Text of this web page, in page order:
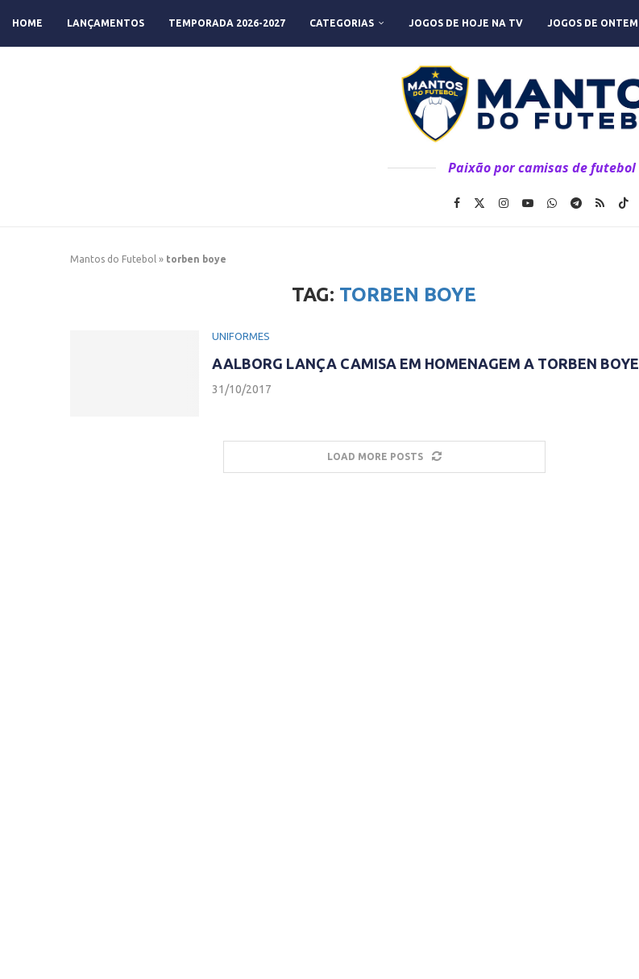
HOME LANÇAMENTOS TEMPORADA 2026-2027 CATEGORIAS JOGOS DE HOJE NA TV JOGOS DE ONTEM
Paixão por camisas de futebol
Mantos do Futebol » torben boye
TAG: TORBEN BOYE
UNIFORMES
AALBORG LANÇA CAMISA EM HOMENAGEM A TORBEN BOYE
31/10/2017
LOAD MORE POSTS